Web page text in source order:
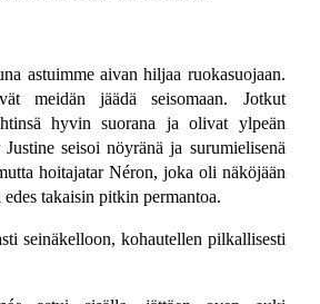
astuimme aivan hiljaa ruokasuojaan.
meidän jäädä seisomaan. Jotkut
hyvin suorana ja olivat ylpeän
seisoi nöyränä ja surumielisenä
hoitajatar Néron, joka oli näköjään
takaisin pitkin permantoa.
seinäkelloon, kohautellen pilkallisesti